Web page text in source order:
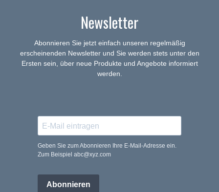
Newsletter
Abonnieren Sie jetzt einfach unseren regelmäßig
erscheinenden Newsletter und Sie werden stets unter den
Ersten sein, über neue Produkte und Angebote informiert
werden.
Geben Sie zum Abonnieren Ihre E-Mail-Adresse ein.
Zum Beispiel abc@xyz.com
Abonnieren